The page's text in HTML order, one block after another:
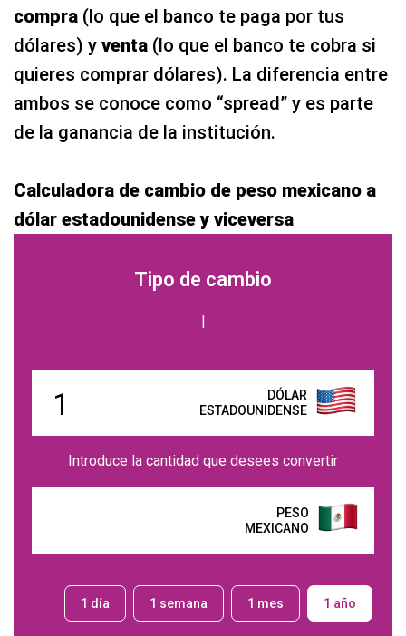
compra (lo que el banco te paga por tus
dólares) y venta (lo que el banco te cobra si
quieres comprar dólares). La diferencia entre
ambos se conoce como “spread” y es parte
de la ganancia de la institución.
Calculadora de cambio de peso mexicano a
dólar estadounidense y viceversa